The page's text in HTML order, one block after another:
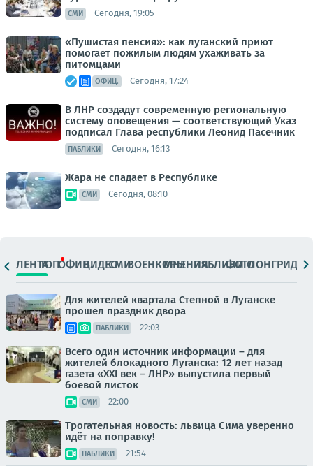
СМИ Сегодня, 19:05
«Пушистая пенсия»: как луганский приют
помогает пожилым людям ухаживать за
питомцами
ОФИЦ. Сегодня, 17:24
В ЛНР создадут современную региональную
систему оповещения — соответствующий Указ
подписал Глава республики Леонид Пасечник
ПАБЛИКИ Сегодня, 16:13
Жара не спадает в Республике
СМИ Сегодня, 08:10
ЛЕНТАТОПОФИЦ.ВИДЕОСМИВОЕНКОРЫМНЕНИЯПАБЛИКИ
ФОТОЛОНГРИДЫ
Для жителей квартала Степной в Луганске
прошел праздник двора
ПАБЛИКИ 22:03
Всего один источник информации – для
жителей блокадного Луганска: 12 лет назад
газета «XXI век – ЛНР» выпустила первый
боевой листок
СМИ 22:00
Трогательная новость: львица Сима уверенно
идёт на поправку!
ПАБЛИКИ 21:54